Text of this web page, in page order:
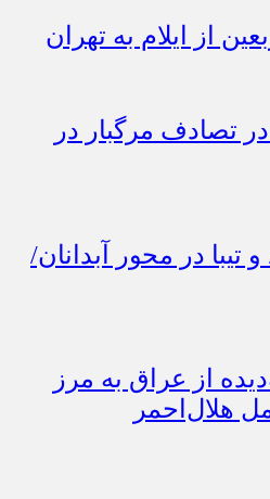
از ایلام به تهران
در تصادف مرگبار در
تیبا در محور آبدانان/
حادثه‌دیده از عراق به مرز
هلال‌احمر